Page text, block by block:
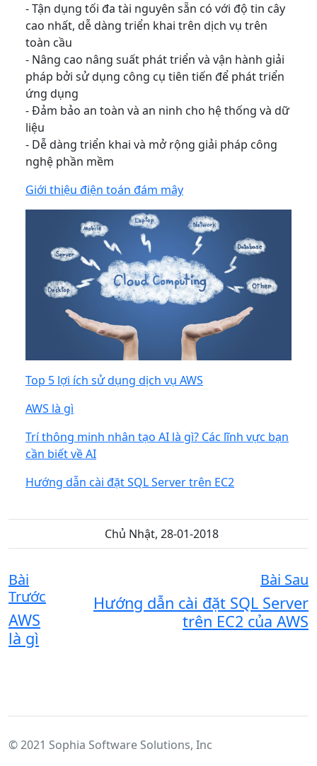
- Tận dụng tối đa tài nguyên sẵn có với độ tin cây
cao nhất, dễ dàng triển khai trên dịch vụ trên
toàn cầu
- Nâng cao nâng suất phát triển và vận hành giải
pháp bởi sử dụng công cụ tiên tiến để phát triển
ứng dụng
- Đảm bảo an toàn và an ninh cho hệ thống và dữ
liệu
- Dễ dàng triển khai và mở rộng giải pháp công
nghệ phần mềm
Giới thiệu điện toán đám mây
Top 5 lợi ích sử dụng dịch vụ AWS
AWS là gì
Trí thông minh nhân tạo AI là gì? Các lĩnh vực bạn
cần biết về AI
Hướng dẫn cài đặt SQL Server trên EC2
Chủ Nhật, 28-01-2018
Bài
Trước
AWS
là gì
Bài Sau
Hướng dẫn cài đặt SQL Server
trên EC2 của AWS
© 2021 Sophia Software Solutions, Inc